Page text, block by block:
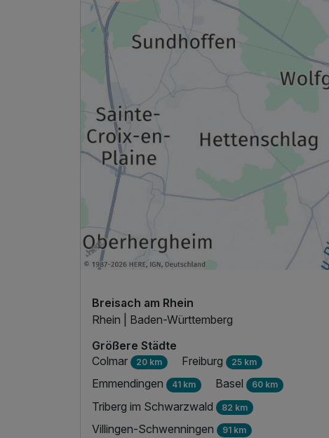
Ausstattung
Zusatznächte
Für 2 Tage
Doppelzimmer Komfort
2 Erwachsene und 1 Kind
Breisach am Rhein
Rhein | Baden-Württemberg
Größere Städte
Colmar 20 km Freiburg 25 km
Emmendingen 41 km Basel 60 km
Triberg im Schwarzwald 82 km
Villingen-Schwenningen 91 km